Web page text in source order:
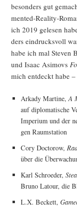
beson­ders gut
men­ted-Rea­li­ty-
ich 2019 gele­sen
ders ein­drucks­voll
habe ich mal Ste­ven
und Isaac Asi­movs
mich ent­deckt habe
Arka­dy Mar­ti­ne, A
auf diplo­ma­ti­sche
Impe­ri­um und der
gen Raumstation
Cory Doc­to­row,
über die
Karl Schroe­der,
Bru­no Latour, die
L.X. Beckett,